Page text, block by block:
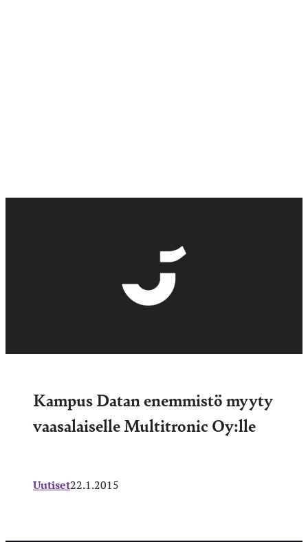
Kampus Datan enemmistö myyty
vaasalaiselle Multitronic Oy:lle
Uutiset22.1.2015